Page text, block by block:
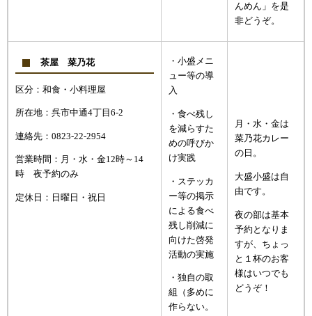
んめん」を是
非どうぞ。
茶屋 菜乃花
区分：和食・小料理屋
所在地：呉市中通4丁目6-2
連絡先：0823-22-2954
営業時間：月・水・金12時～14
時 夜予約のみ
定休日：日曜日・祝日
・小盛メニ
ュー等の導
入
・食べ残し
を減らすた
めの呼びか
け実践
・ステッカ
ー等の掲示
による食べ
残し削減に
向けた啓発
活動の実施
・独自の取
組（多めに
作らない。
月・水・金は
菜乃花カレー
の日。
大盛小盛は自
由です。
夜の部は基本
予約となりま
すが、ちょっ
と１杯のお客
様はいつでも
どうぞ！